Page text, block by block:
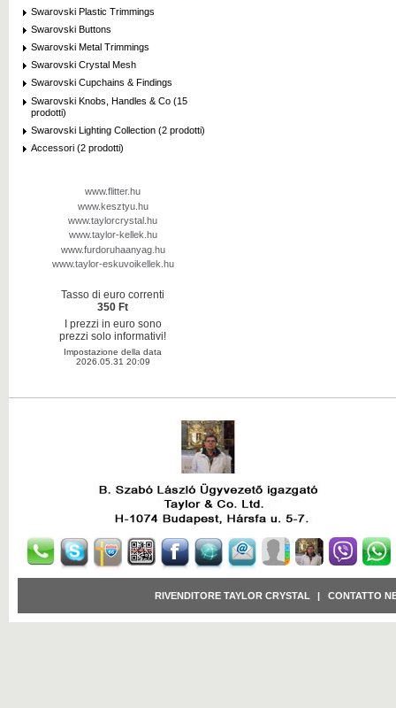
Swarovski Plastic Trimmings
Swarovski Buttons
Swarovski Metal Trimmings
Swarovski Crystal Mesh
Swarovski Cupchains & Findings
Swarovski Knobs, Handles & Co (15
prodotti)
Swarovski Lighting Collection (2 prodotti)
Accessori (2 prodotti)
www.flitter.hu
www.kesztyu.hu
www.taylorcrystal.hu
www.taylor-kellek.hu
www.furdoruhaanyag.hu
www.taylor-eskuvoikellek.hu
Tasso di euro correnti
350 Ft
I prezzi in euro sono
prezzi solo informativi!
Impostazione della data
2026.05.31 20:09
RIVENDITORE TAYLOR CRYSTAL CONTATTO